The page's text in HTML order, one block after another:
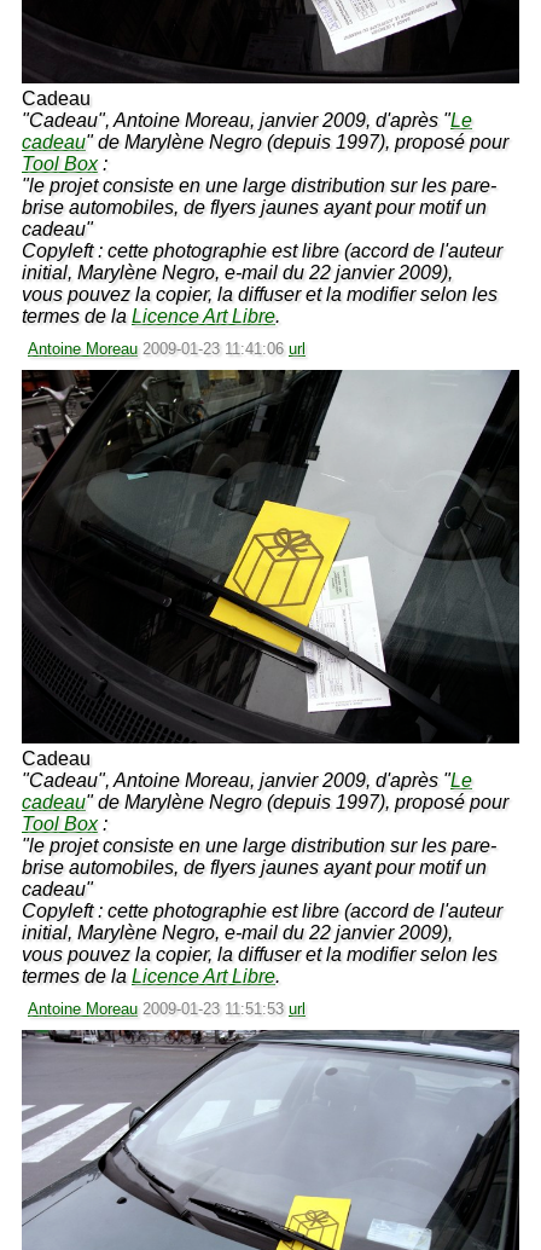
Cadeau
"Cadeau", Antoine Moreau, janvier 2009, d'après "Le
cadeau" de Marylène Negro (depuis 1997), proposé pour
Tool Box:
"le projet consiste en une large distribution sur les pare-
brise automobiles, de flyers jaunes ayant pour motif un
cadeau"
Copyleft : cette photographie est libre (accord de l'auteur
initial, Marylène Negro, e-mail du 22 janvier 2009),
vous pouvez la copier, la diffuser et la modifier selon les
termes de laLicence Art Libre.
Antoine Moreau 2009-01-23 11:41:06 url
Cadeau
"Cadeau", Antoine Moreau, janvier 2009, d'après "Le
cadeau" de Marylène Negro (depuis 1997), proposé pour
Tool Box:
"le projet consiste en une large distribution sur les pare-
brise automobiles, de flyers jaunes ayant pour motif un
cadeau"
Copyleft : cette photographie est libre (accord de l'auteur
initial, Marylène Negro, e-mail du 22 janvier 2009),
vous pouvez la copier, la diffuser et la modifier selon les
termes de laLicence Art Libre.
Antoine Moreau 2009-01-23 11:51:53 url